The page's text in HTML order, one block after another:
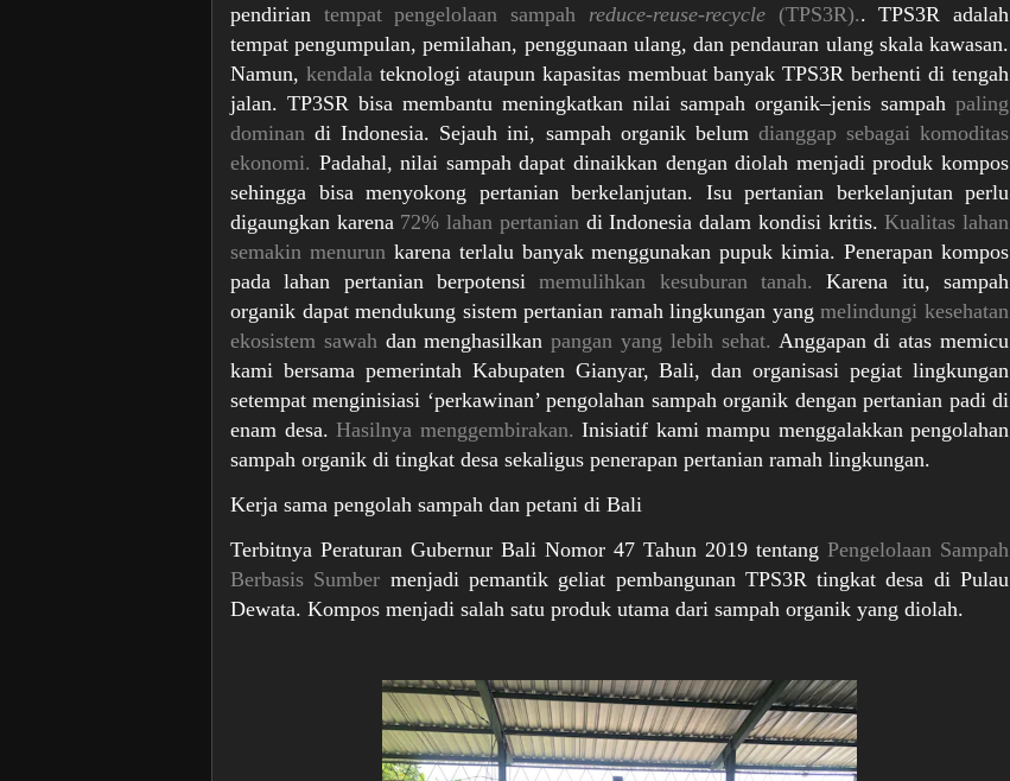
pendirian tempat pengelolaan sampah reduce-reuse-recycle(TPS3R).. TPS3R adalah
tempat pengumpulan, pemilahan, penggunaan ulang, dan pendauran ulang skala kawasan.
Namun, kendala teknologi ataupun kapasitas membuat banyak TPS3R berhenti di tengah
jalan. TP3SR bisa membantu meningkatkan nilai sampah organik–jenis sampah paling
dominan di Indonesia. Sejauh ini, sampah organik belum dianggap sebagai komoditas
ekonomi. Padahal, nilai sampah dapat dinaikkan dengan diolah menjadi produk kompos
sehingga bisa menyokong pertanian berkelanjutan. Isu pertanian berkelanjutan perlu
digaungkan karena 72% lahan pertanian di Indonesia dalam kondisi kritis.Kualitas lahan
semakin menurun karena terlalu banyak menggunakan pupuk kimia. Penerapan kompos
pada lahan pertanian berpotensimemulihkan kesuburan tanah.
Karena itu, sampah
organik dapat mendukung sistem pertanian ramah lingkungan yangmelindungi kesehatan
ekosistem sawah dan menghasilkanpangan yang lebih sehat. Anggapan di atas memicu
kami bersama pemerintah Kabupaten Gianyar, Bali, dan organisasi pegiat lingkungan
setempat menginisiasi ‘perkawinan’ pengolahan sampah organik dengan pertanian padi di
enam desa. Hasilnya menggembirakan. Inisiatif kami mampu menggalakkan pengolahan
sampah organik di tingkat desa sekaligus penerapan pertanian ramah lingkungan.
Kerja sama pengolah sampah dan petani di Bali
Terbitnya Peraturan Gubernur Bali Nomor 47 Tahun 2019 tentang Pengelolaan Sampah
Berbasis Sumber menjadi pemantik geliat pembangunan TPS3R tingkat desa di Pulau
Dewata. Kompos menjadi salah satu produk utama dari sampah organik yang diolah.